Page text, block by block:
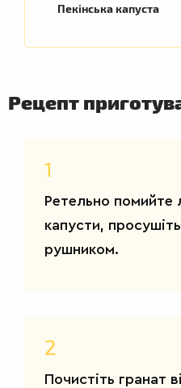
СТРАВИ
Пекінська капуста
Рецепт
1
Ретельно помийте
капусти,
рушником.
2
Почистіть гранат